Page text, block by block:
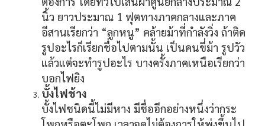
นิ้ว ยาวประมาณ 1 ฟุตทางภาคกลางและภาค
อีสานเรียกว่า “ลูกหนู” คล้ายม้าที่กำลังวิ่ง ถ้าติด
รูปอะไรก็เรียกชื่อไปตามนั้น เป็นคนขี่ม้า รูปวัว
แล้วแต่จะทำรูปอะไร บางครั้งภาคเหนือเรียกว่า
บอกไฟยิง
บั้งไฟช้าง
บั้งไฟชนิดนี้ไม่มีหาง มีชื่ออีกอย่างหนึ่งว่ากระ